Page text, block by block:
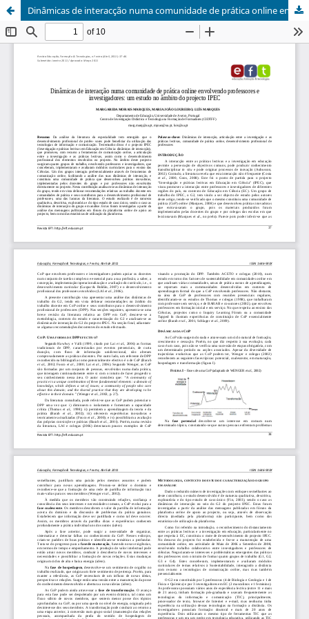
Dinâmicas de interacção numa comunidade de prática online envolvendo professores e investigadores: um estudo no âmbito do projecto IPEC